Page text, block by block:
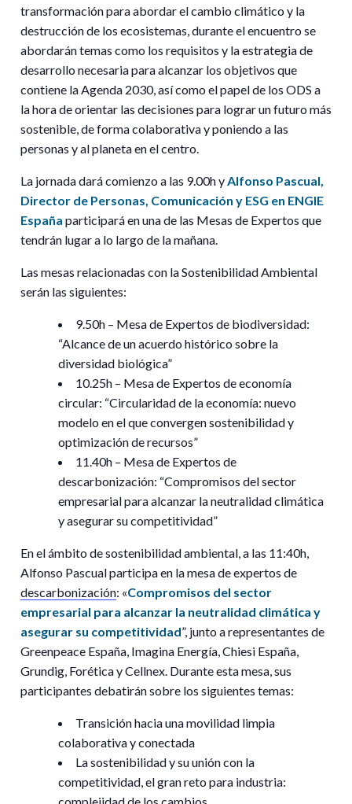
transformación para abordar el cambio climático y la
destrucción de los ecosistemas, durante el encuentro se
abordarán temas como los requisitos y la estrategia de
desarrollo necesaria para alcanzar los objetivos que
contiene laAgenda 2030, así como elpapel de los ODS a
la hora de orientar las decisiones para lograr un futuro más
sostenible, de forma colaborativa y poniendo a las
personas y al planeta en el centro.
La jornada dará comienzo a las 9.00h yAlfonso Pascual,
Director de Personas, Comunicación y ESG en ENGIE
España participará en una de las Mesas de Expertos que
tendrán lugar a lo largo de la mañana.
Las mesas relacionadas con laSostenibilidad Ambiental
serán las siguientes:
9.50h – Mesa de Expertos de biodiversidad:
“Alcance de un acuerdo histórico sobre la
diversidad biológica”
10.25h – Mesa de Expertos de economía
circular: “Circularidad de la economía: nuevo
modelo en el que convergen sostenibilidad y
optimización de recursos”
11.40h – Mesa de Expertos de
descarbonización: “Compromisos del sector
empresarial para alcanzar la neutralidad climática
y asegurar su competitividad”
En el ámbito de sostenibilidad ambiental, a las 11:40h,
Alfonso Pascualparticipa en la mesa de expertos de
descarbonización: «Compromisos del sector
empresarial para alcanzar la neutralidad climática y
asegurar su competitividad”, junto a representantes de
Greenpeace España, Imagina Energía, Chiesi España,
Grundig, Forética y Cellnex. Durante esta mesa, sus
participantes debatirán sobre los siguientes temas:
Transición hacia una movilidad limpia
colaborativa y conectada
La sostenibilidad y su unión con la
competitividad, el gran reto para industria: